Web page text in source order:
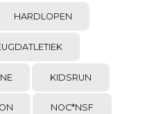
HARDLOPEN
KIDSRUN
NOC*NSF